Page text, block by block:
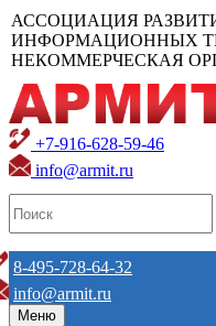
АССОЦИАЦИЯ
ИНФОРМАЦИОННЫХ
НЕКОММЕРЧЕСКАЯ
+7-916-628-59-46
info@armit.ru
8-495-728-64-32
info@armit.ru
Меню